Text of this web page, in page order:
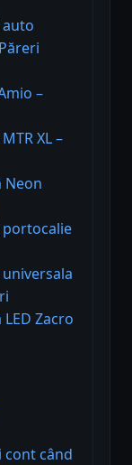
–
XL –
Neon
Zacro
cont când